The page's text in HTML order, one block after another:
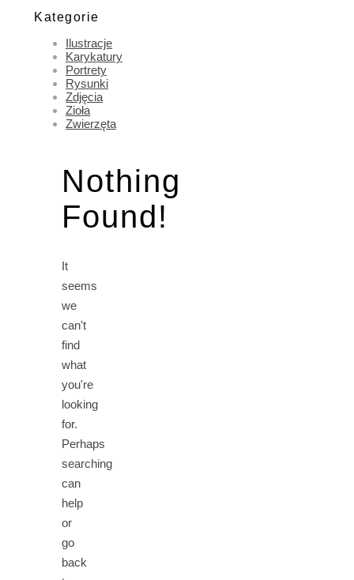
Kategorie
Ilustracje
Karykatury
Portrety
Rysunki
Zdjęcia
Zioła
Zwierzęta
Nothing
Found!
It
seems
we
can't
find
what
you're
looking
for.
Perhaps
searching
can
help
or
go
back